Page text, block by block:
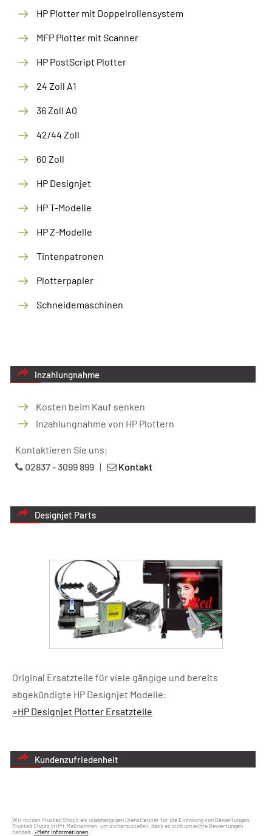
HP Plotter mit Doppelrollensystem
MFP Plotter mit Scanner
HP PostScript Plotter
24 Zoll A1
36 Zoll A0
42/44 Zoll
60 Zoll
HP Designjet
HP T-Modelle
HP Z-Modelle
Tintenpatronen
Plotterpapier
Schneidemaschinen
Inzahlungnahme
Kosten beim Kauf senken
Inzahlungnahme von HP Plottern
Kontaktieren Sie uns:
02837 - 3099 899 | Kontakt
Designjet Parts
Original Ersatzteile für viele gängige und bereits
abgekündigte HP Designjet Modelle:
»HP Designjet Plotter Ersatzteile
Kundenzufriedenheit
Wir nutzen Trusted Shops als unabhängigen Dienstleister für die Einholung von Bewertungen.
Trusted Shops trifft Maßnahmen, um sicherzustellen, dass es sich um echte Bewertungen
handelt. »Mehr Informationen